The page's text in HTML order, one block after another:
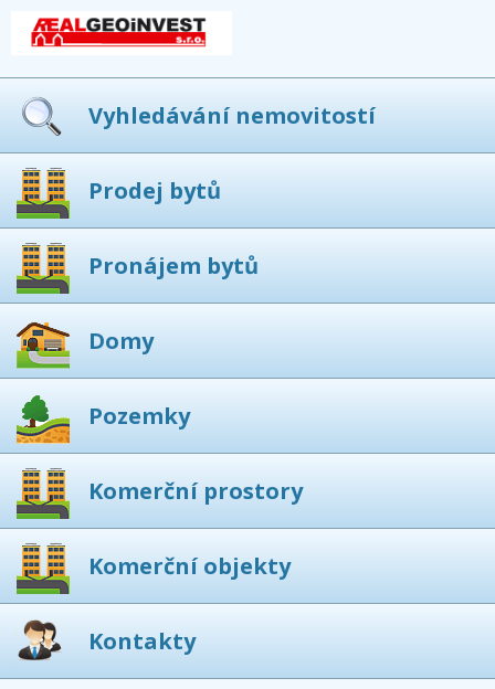
Vyhledávání nemovitostí
Prodej bytů
Pronájem bytů
Domy
Pozemky
Komerční prostory
Komerční objekty
Kontakty